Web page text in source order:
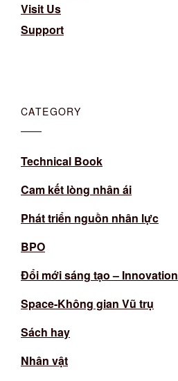
Visit Us
Support
CATEGORY
Technical Book
Cam kết lòng nhân ái
Phát triển nguồn nhân lực
BPO
Đổi mới sáng tạo – Innovation
Space-Không gian Vũ trụ
Sách hay
Nhân vật